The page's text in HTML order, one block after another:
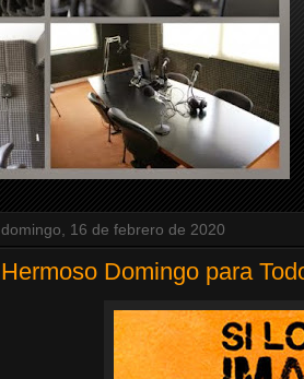
domingo, 16 de febrero de 2020
Hermoso Domingo para